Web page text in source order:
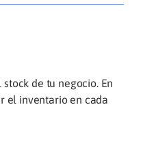
de tu negocio. En
el inventario en cada